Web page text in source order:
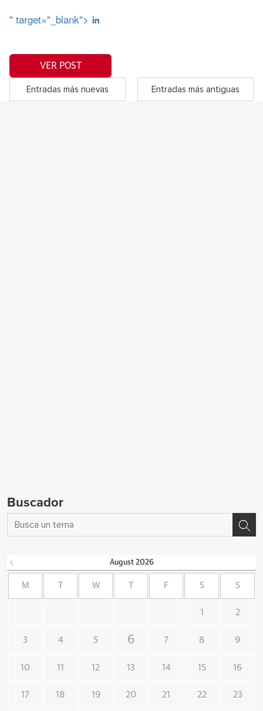
" target="_blank">
VER POST
Entradas más nuevas Entradas más antiguas
Buscador
August 2026
M W F S S
1 2
3 4 5 6 7 8 9
10 11 12 13 14 15 16
17 18 19 20 21 22 23